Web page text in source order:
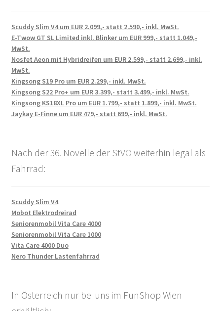
Scuddy Slim V4 um EUR 2.099,- statt 2.590,- inkl. MwSt.
E-Twow GT SL Limited inkl. Blinker um EUR 999,- statt 1.049,-
MwSt.
Nosfet Aeon mit Hybridreifen um EUR 2.599,- statt 2.699,- inkl.
MwSt.
Kingsong S19 Pro um EUR 2.299,- inkl. MwSt.
Kingsong S22 Pro+ um EUR 3.399,- statt 3.499,- inkl. MwSt.
Kingsong KS18XL Pro um EUR 1.799,- statt 1.899,- inkl. MwSt.
Jaykay E-Finne um EUR 479,- statt 699,- inkl. MwSt.
Nach der 36. Novelle der StVO weiterhin legal als
Fahrrad:
Scuddy Slim V4
Mobot Elektrodreirad
Seniorenmobil Vita Care 4000
Seniorenmobil Vita Care 1000
Vita Care 4000 Duo
Nero Thunder Lastenfahrrad
In Österreich nur bei uns im FunShop Wien